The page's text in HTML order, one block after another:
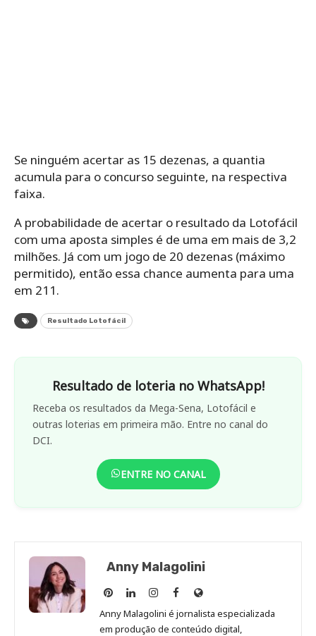
Se ninguém acertar as 15 dezenas, a quantia
acumula para o concurso seguinte, na respectiva
faixa.
A probabilidade de acertar o resultado da Lotofácil
com uma aposta simples é de uma em mais de 3,2
milhões. Já com um jogo de 20 dezenas (máximo
permitido), então essa chance aumenta para uma
em 211.
Resultado Lotofácil
Resultado de loteria no WhatsApp!
Receba os resultados da Mega-Sena, Lotofácil e
outras loterias em primeira mão. Entre no canal do
DCI.
ENTRE NO CANAL
Anny Malagolini
Anny
Malagolini
no
Anny
Malagolini
no
Anny
Malagolini
no
Anny
Malagolini
no
Site
de
Anny
Anny Malagolini é jornalista especializada
em produção de conteúdo digital,